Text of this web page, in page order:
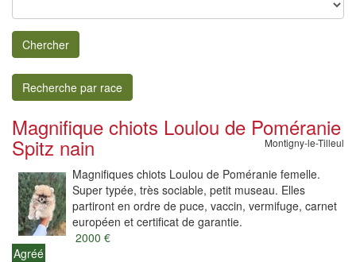
Chercher
Recherche par race
Magnifique chiots Loulou de Poméranie
Spitz nain Montigny-le-Tilleul
Magnifiques chiots Loulou de Poméranie femelle.
Super typée, très sociable, petit museau. Elles
partiront en ordre de puce, vaccin, vermifuge, carnet
européen et certificat de garantie.
2000 €
Agréé